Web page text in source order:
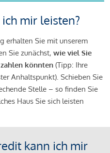
mir leisten?
erhalten Sie mit unserem
Sie zunächst, wie viel Sie
könnten (Tipp: Ihre
Anhaltspunkt). Schieben Sie
Stelle – so finden Sie
Haus Sie sich leisten
kann ich mir